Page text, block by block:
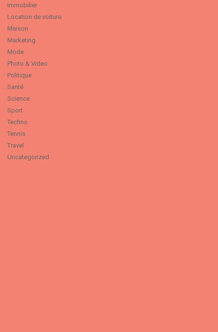
Immobilier
Location de voiture
Maison
Marketing
Mode
Photo & Video
Politique
Santé
Science
Sport
Techno
Tennis
Travel
Uncategorized